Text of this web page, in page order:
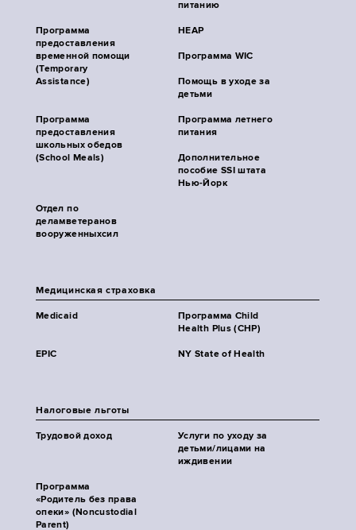
питанию
Программа
предоставления
временной помощи
(Temporary
Assistance)
HEAP
Программа WIC
Помощь в уходе за
детьми
Программа
предоставления
школьных обедов
(School Meals)
Программа летнего
питания
Дополнительное
пособие SSI штата
Нью-Йорк
Отдел по
деламветеранов
вооруженныхсил
Медицинская страховка
Medicaid
Программа Child
Health Plus (CHP)
EPIC NY State of Health
Налоговые льготы
Трудовой доход
Услуги по уходу за
детьми/лицами на
иждивении
Программа
«Родитель без права
опеки» (Noncustodial
Parent)